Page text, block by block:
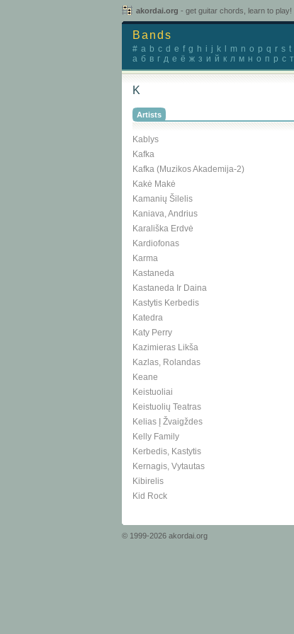
akordai.org - get guitar chords, learn to play!
Bands
# a b c d e f g h i j k m n o p q r s t
а б в г д е ё ж з и й к л м н о п р с т
K
Artists
Kablys
Kafka
Kafka (Muzikos Akademija-2)
Kakė Makė
Kamanių Šilelis
Kaniava, Andrius
Karališka Erdvė
Kardiofonas
Karma
Kastaneda
Kastaneda Ir Daina
Kastytis Kerbedis
Katedra
Katy Perry
Kazimieras Likša
Kazlas, Rolandas
Keane
Keistuoliai
Keistuolių Teatras
Kelias Į Žvaigždes
Kelly Family
Kerbedis, Kastytis
Kernagis, Vytautas
Kibirelis
Kid Rock
© 1999-2026 akordai.org